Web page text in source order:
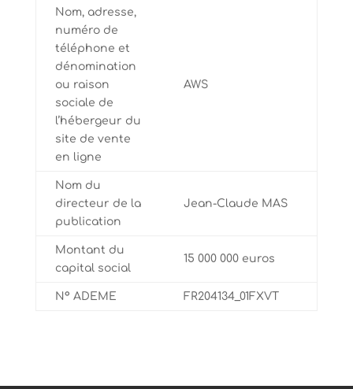
Nom, adresse,
numéro de
téléphone et
dénomination
ou raison
sociale de
l’hébergeur du
site de vente
en ligne
AWS
Nom du
directeur de la
publication
Jean-Claude MAS
Montant du
capital social
15 000 000 euros
N° ADEME FR204134_01FXVT